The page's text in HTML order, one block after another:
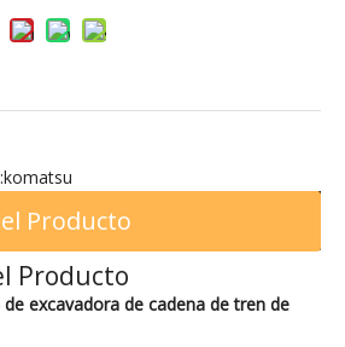
komatsu
Producto
Producto
de excavadora de cadena de tren de